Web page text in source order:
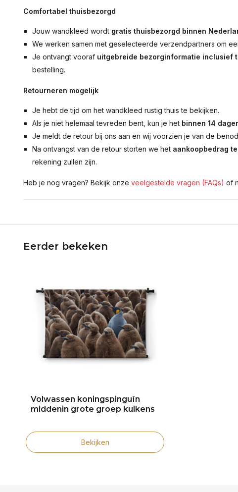
Comfortabel thuisbezorgd
Jouw wandkleed wordt gratis thuisbezorgd binnen
We werken samen met geselecteerde verzendpartners om
Je ontvangt vooraf uitgebreide bezorginformatie inclusief
bestelling.
Retourneren mogelijk
Je hebt de tijd om het wandkleed rustig thuis te bekijken.
Als je niet helemaal tevreden bent, kun je het binnen 14
Je meldt de retour bij ons aan en wij voorzien je van de
Na ontvangst van de retour storten we het aankoopbedrag
rekening zullen zijn.
Heb je nog vragen? Bekijk onze veelgestelde vragen (FAQs) of
Eerder bekeken
Volwassen koningspinguïn
middenin grote groep kuikens
Bekijken